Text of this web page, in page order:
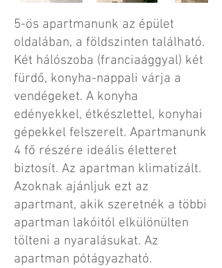
5-ös apartmanunk az épület
oldalában, a földszinten található.
Két hálószoba (franciaággyal) két
fürdő, konyha-nappali várja a
vendégeket. A konyha
edényekkel, étkészlettel, konyhai
gépekkel felszerelt. Apartmanunk
4 fő részére ideális életteret
biztosít. Az apartman klimatizált.
Azoknak ajánljuk ezt az
apartmant, akik szeretnék a többi
apartman lakóitól elkülönülten
tölteni a nyaralásukat. Az
apartman pótágyazható.